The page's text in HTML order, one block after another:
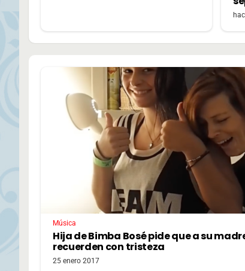
Música
Hija de Bimba Bosé pide que a su
recuerden con tristeza
25 enero 2017